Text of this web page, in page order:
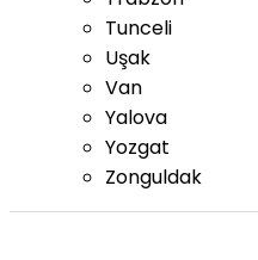
Tunceli
Uşak
Van
Yalova
Yozgat
Zonguldak